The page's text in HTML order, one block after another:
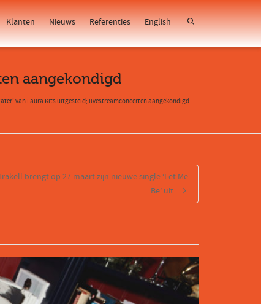
Klanten Nieuws Referenties English
aangekondigd
van Laura Kits uitgesteld; livestreamconcerten aangekondigd
brengt op 27 maart zijn nieuwe single ‘Let Me
Be’ uit